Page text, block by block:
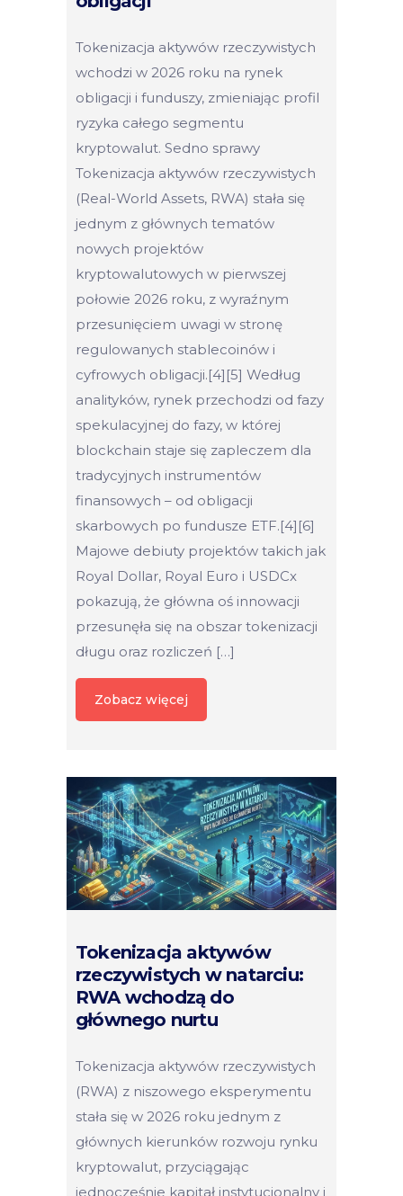
Tokenizacja aktywów rzeczywistych
wchodzi w 2026 roku na rynek
obligacji i funduszy, zmieniając profil
ryzyka całego segmentu
kryptowalut. Sedno sprawy
Tokenizacja aktywów rzeczywistych
(Real-World Assets, RWA) stała się
jednym z głównych tematów
nowych projektów
kryptowalutowych w pierwszej
połowie 2026 roku, z wyraźnym
przesunięciem uwagi w stronę
regulowanych stablecoinów i
cyfrowych obligacji.[4][5] Według
analityków, rynek przechodzi od fazy
spekulacyjnej do fazy, w której
blockchain staje się zapleczem dla
tradycyjnych instrumentów
finansowych – od obligacji
skarbowych po fundusze ETF.[4][6]
Majowe debiuty projektów takich jak
Royal Dollar, Royal Euro i USDCx
pokazują, że główna oś innowacji
przesunęła się na obszar tokenizacji
długu oraz rozliczeń […]
Zobacz więcej
Tokenizacja aktywów
rzeczywistych w natarciu:
RWA wchodzą do
głównego nurtu
Tokenizacja aktywów rzeczywistych
(RWA) z niszowego eksperymentu
stała się w 2026 roku jednym z
głównych kierunków rozwoju rynku
kryptowalut, przyciągając
jednocześnie kapitał instytucjonalny i